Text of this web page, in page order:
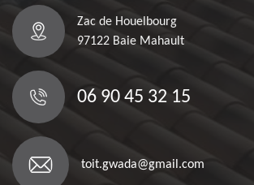
Zac de Houelbourg
97122 Baie Mahault
06 90 45 32 15
toit.gwada@gmail.com